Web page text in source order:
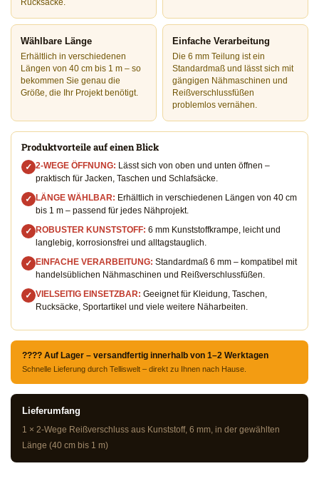
Rucksäcke.
Wählbare Länge
Erhältlich in verschiedenen
Längen von 40 cm bis 1 m – so
bekommen Sie genau die
Größe, die Ihr Projekt benötigt.
Einfache Verarbeitung
Die 6 mm Teilung ist ein
Standardmaß und lässt sich mit
gängigen Nähmaschinen und
Reißverschlussfüßen
problemlos vernähen.
Produktvorteile auf einen Blick
✓ 2-WEGE ÖFFNUNG: Lässt sich von oben und unten öffnen –
praktisch für Jacken, Taschen und Schlafsäcke.
✓ LÄNGE WÄHLBAR: Erhältlich in verschiedenen Längen von 40 cm
bis 1 m – passend für jedes Nähprojekt.
✓ ROBUSTER KUNSTSTOFF: 6 mm Kunststoffkrampe, leicht und
langlebig, korrosionsfrei und alltagstauglich.
✓ EINFACHE VERARBEITUNG: Standardmaß 6 mm – kompatibel mit
handelsüblichen Nähmaschinen und Reißverschlussfüßen.
✓ VIELSEITIG EINSETZBAR: Geeignet für Kleidung, Taschen,
Rucksäcke, Sportartikel und viele weitere Näharbeiten.
???? Auf Lager – versandfertig innerhalb von 1–2 Werktagen
Schnelle Lieferung durch Telliswelt – direkt zu Ihnen nach Hause.
Lieferumfang
1 × 2-Wege Reißverschluss aus Kunststoff, 6 mm, in der gewählten
Länge (40 cm bis 1 m)